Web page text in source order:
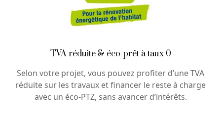
TVA réduite & éco-prêt à taux 0
Selon votre projet, vous pouvez profiter d’une TVA
réduite sur les travaux et financer le reste à charge
avec un éco-PTZ, sans avancer d’intérêts.